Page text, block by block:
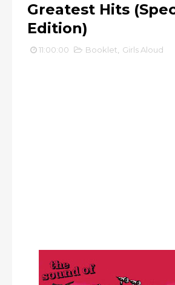
Greatest Hits
Edition)
11:00:00 Booklet Girls Aloud